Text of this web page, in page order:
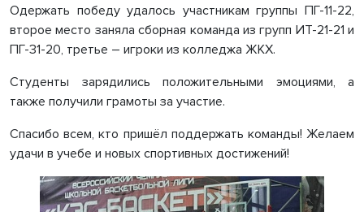
Одержать победу удалось участникам группы ПГ-11-22,
второе место заняла сборная команда из групп ИТ-21-21 и
ПГ-31-20, третье – игроки из колледжа ЖКХ.
Студенты зарядились положительными эмоциями, а
также получили грамоты за участие.
Спасибо всем, кто пришёл поддержать команды! Желаем
удачи в учебе и новых спортивных достижений!